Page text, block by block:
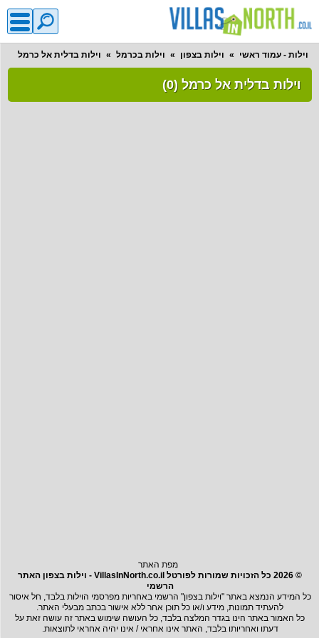
וילות - עמוד ראשי וילות בצפון וילות בכרמל וילות בדלית אל כרמל
וילות בדלית אל כרמל (0)
מפת האתר
© 2026 כל הזכויות שמורות לפורטל VillasInNorth.co.il - וילות בצפון האתר
הרשמי
כל המידע הנמצא באתר "וילות בצפון" הרשמי באחריות מפרסמי הוילות בלבד, חל איסור
להעתיד תמונות, מידע ו/או כל תוכן אחר ללא אישור בכתב מבעלי האתר.
כל האמור באתר הינו בגדר המלצה בלבד, כל העושה שימוש באתר זה עושה זאת על
דעתו ואחריותו בלבד, האתר אינו אחראי / אינו יהיה אחראי לתוצאות.